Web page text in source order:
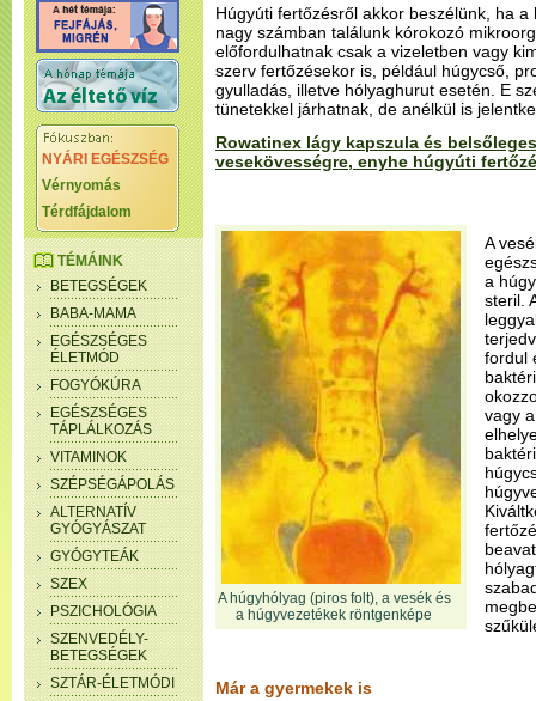
NYÁRI EGÉSZSÉG
Vérnyomás
Térdfájdalom
TÉMÁINK
BETEGSÉGEK
BABA-MAMA
EGÉSZSÉGES
ÉLETMÓD
FOGYÓKÚRA
EGÉSZSÉGES
TÁPLÁLKOZÁS
VITAMINOK
SZÉPSÉGÁPOLÁS
ALTERNATÍV
GYÓGYÁSZAT
GYÓGYTEÁK
SZEX
PSZICHOLÓGIA
SZENVEDÉLY-
BETEGSÉGEK
SZTÁR-ÉLETMÓDI
Húgyúti fertőzésről akkor beszélünk, ha
nagy számban találunk kórokozó
előfordulhatnak csak a vizeletben vagy
szerv fertőzésekor is, például húgycső,
gyulladás, illetve hólyaghurut esetén. E
tünetekkel járhatnak, de anélkül is
Rowatinex lágy kapszula és
vesekövességre, enyhe húgyúti
A húgyhólyag (piros folt), a vesék és
a húgyvezetékek röntgenképe
A
a
steril.
fordul
vagy
Már a gyermekek is